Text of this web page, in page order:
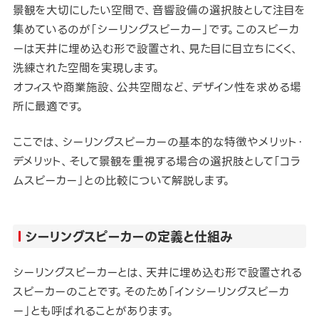
景観を大切にしたい空間で、音響設備の選択肢として注目を
集めているのが「シーリングスピーカー」です。このスピーカ
ーは天井に埋め込む形で設置され、見た目に目立ちにくく、
洗練された空間を実現します。
オフィスや商業施設、公共空間など、デザイン性を求める場
所に最適です。
ここでは、シーリングスピーカーの基本的な特徴やメリット・
デメリット、そして景観を重視する場合の選択肢として「コラ
ムスピーカー」との比較について解説します。
シーリングスピーカーの定義と仕組み
シーリングスピーカーとは、天井に埋め込む形で設置される
スピーカーのことです。そのため「インシーリングスピーカ
ー」とも呼ばれることがあります。